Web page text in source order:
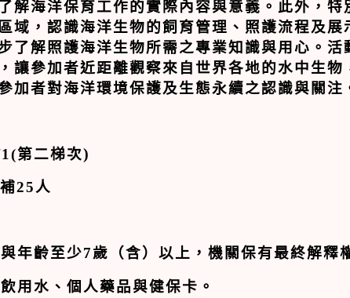
解海洋保育工作的實際內容與意義。此外，特
域，認識海洋生物的飼育管理、照護流程及
了解照護海洋生物所需之專業知識與用心。活
讓參加者近距離觀察來自世界各地的水中生
加者對海洋環境保護及生態永續之認識與關注
第二梯次)
25人
年齡至少7歲（含）以上，機關保有最終解釋
用水、個人藥品與健保卡。